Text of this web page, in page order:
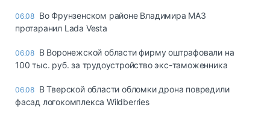
06.08 Во Фрунзенском районе Владимира МАЗ
протаранил Lada Vesta
06.08 В Воронежской области фирму оштрафовали на
100 тыс. руб. за трудоустройство экс-таможенника
06.08 В Тверской области обломки дрона повредили
фасад логокомплекса Wildberries